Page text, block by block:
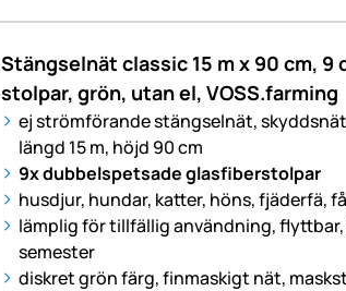
Stängselnät classic 15 m x 90 cm, 9
stolpar, grön, utan el, VOSS.farming
ej strömförande stängselnät,
längd 15 m, höjd 90 cm
9x dubbelspetsade glasfiberstolpar
husdjur, hundar, katter, höns, fjäderfä,
lämplig för tillfällig användning,
semester
diskret grön färg, finmaskigt nät,